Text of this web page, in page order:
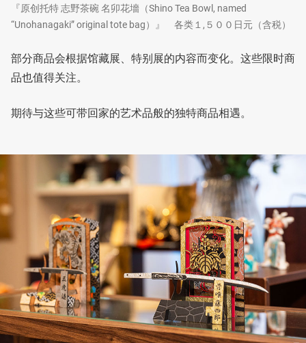
『原创托特 志野茶碗 名卯花墻（Shino Tea Bowl, named
“Unohanagaki” original tote bag）』 各类１,５００日元（含税）
部分商品会根据馆藏展、特别展的内容而变化。这些限时商
品也值得关注。
期待与这些可带回家的艺术品般的独特商品相遇。